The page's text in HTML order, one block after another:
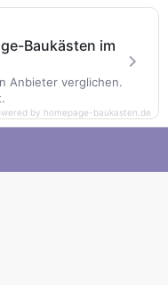
Baukästen im
Anbieter verglichen.
by homepage-baukasten.de